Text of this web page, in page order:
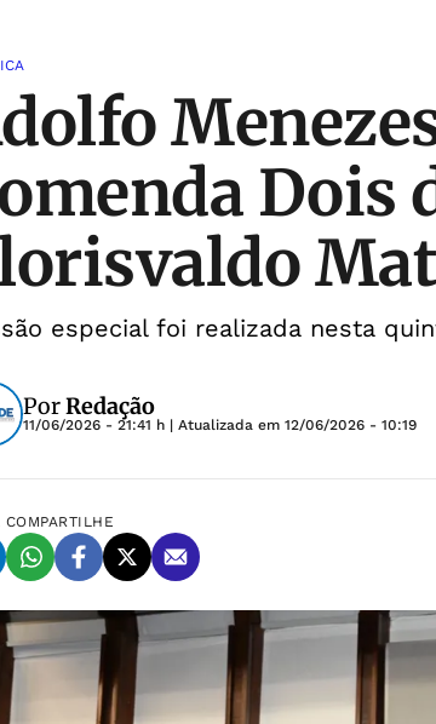
Dois
especial foi realizada nesta
PorRedação
11/06/2026 - 21:41 h | Atualizada em 12/06/2026 - 10:19
COMPARTILHE